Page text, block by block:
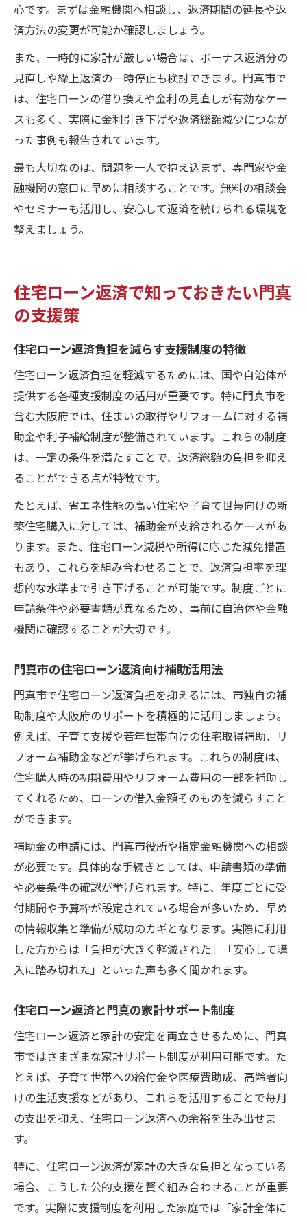
心です。まずは金融機関へ相談し、返済期間の延長や返
済方法の変更が可能か確認しましょう。
また、一時的に家計が厳しい場合は、ボーナス返済分の
見直しや繰上返済の一時停止も検討できます。門真市で
は、住宅ローンの借り換えや金利の見直しが有効なケー
スも多く、実際に金利引き下げや返済総額減少につなが
った事例も報告されています。
最も大切なのは、問題を一人で抱え込まず、専門家や金
融機関の窓口に早めに相談することです。無料の相談会
やセミナーも活用し、安心して返済を続けられる環境を
整えましょう。
住宅ローン返済で知っておきたい門真
の支援策
住宅ローン返済負担を減らす支援制度の特徴
住宅ローン返済負担を軽減するためには、国や自治体が
提供する各種支援制度の活用が重要です。特に門真市を
含む大阪府では、住まいの取得やリフォームに対する補
助金や利子補給制度が整備されています。これらの制度
は、一定の条件を満たすことで、返済総額の負担を抑え
ることができる点が特徴です。
たとえば、省エネ性能の高い住宅や子育て世帯向けの新
築住宅購入に対しては、補助金が支給されるケースがあ
ります。また、住宅ローン減税や所得に応じた減免措置
もあり、これらを組み合わせることで、返済負担率を理
想的な水準まで引き下げることが可能です。制度ごとに
申請条件や必要書類が異なるため、事前に自治体や金融
機関に確認することが大切です。
門真市の住宅ローン返済向け補助活用法
門真市で住宅ローン返済負担を抑えるには、市独自の補
助制度や大阪府のサポートを積極的に活用しましょう。
例えば、子育て支援や若年世帯向けの住宅取得補助、リ
フォーム補助金などが挙げられます。これらの制度は、
住宅購入時の初期費用やリフォーム費用の一部を補助し
てくれるため、ローンの借入金額そのものを減らすこと
ができます。
補助金の申請には、門真市役所や指定金融機関への相談
が必要です。具体的な手続きとしては、申請書類の準備
や必要条件の確認が挙げられます。特に、年度ごとに受
付期間や予算枠が設定されている場合が多いため、早め
の情報収集と準備が成功のカギとなります。実際に利用
した方からは「負担が大きく軽減された」「安心して購
入に踏み切れた」といった声も多く聞かれます。
住宅ローン返済と門真の家計サポート制度
住宅ローン返済と家計の安定を両立させるために、門真
市ではさまざまな家計サポート制度が利用可能です。た
とえば、子育て世帯への給付金や医療費助成、高齢者向
けの生活支援などがあり、これらを活用することで毎月
の支出を抑え、住宅ローン返済への余裕を生み出せま
す。
特に、住宅ローン返済が家計の大きな負担となっている
場合、こうした公的支援を賢く組み合わせることが重要
です。実際に支援制度を利用した家庭では「家計全体に